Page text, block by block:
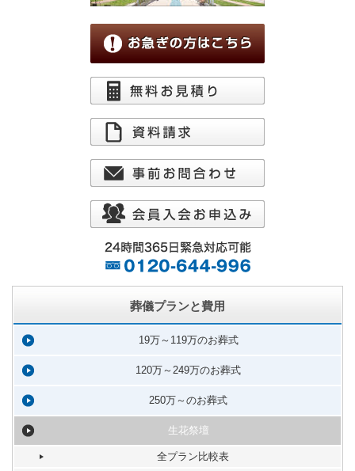
葬儀プランと費用
19万～119万のお葬式
120万～249万のお葬式
250万～のお葬式
生花祭壇
全プラン比較表